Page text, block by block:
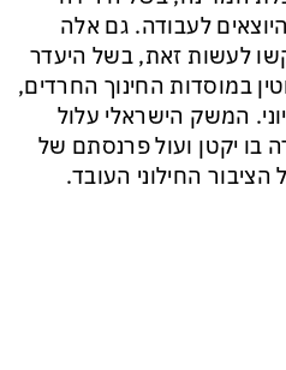
לעבודה. גם אלה
לעשות זאת, בשל היעדר
במוסדות החינוך החרדים,
המשק הישראלי עלול
בו יקטן ועול פרנסתם של
החילוני העובד.